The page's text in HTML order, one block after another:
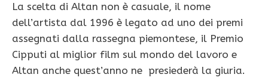
La scelta di Altan non è casuale, il nome
dell’artista dal 1996 è legato ad uno dei premi
assegnati dalla rassegna piemontese, il Premio
Cipputi al miglior film sul mondo del lavoro e
Altan anche quest’anno ne presiederà la giuria.